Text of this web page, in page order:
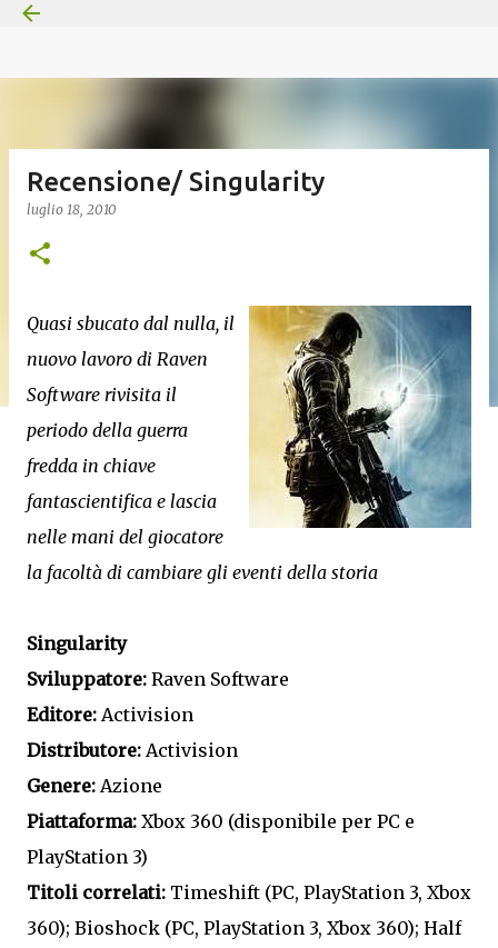
Recensione/ Singularity
luglio 18, 2010
Quasi sbucato dal nulla, il
nuovo lavoro di Raven
Software rivisita il
periodo della guerra
fredda in chiave
fantascientifica e lascia
nelle mani del giocatore
la facoltà di cambiare gli eventi della storia
Singularity
Sviluppatore: Raven Software
Editore: Activision
Distributore: Activision
Genere: Azione
Piattaforma: Xbox 360 (disponibile per PC e
PlayStation 3)
Titoli correlati: Timeshift (PC, PlayStation 3, Xbox
360); Bioshock (PC, PlayStation 3, Xbox 360); Half